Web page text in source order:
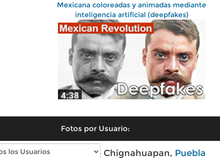
Mexicana coloreadas y animadas mediante
inteligencia artificial (deepfakes)
Fotos por Usuario:
Fotos modernas de Chignahuapan, Puebla